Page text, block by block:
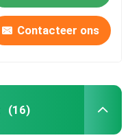
Contacteer ons
(16)